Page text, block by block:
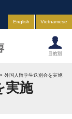
English Vietnamese
外国人留学生送別会を実施
実施